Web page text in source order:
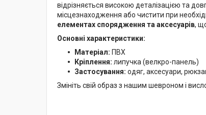
відрізняється високою деталізацією та
місцезнаходження або чистити при
елементах спорядження та аксесуарів,
Основні характеристики:
Матеріал: ПВХ
Кріплення: липучка (велкро-панель)
Застосування: одяг, аксесуари,
Змініть свій образ з нашим шевроном і